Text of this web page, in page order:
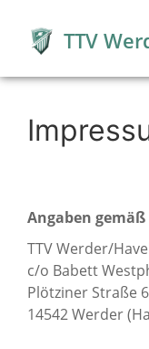
TTV
Angaben gemäß
TTV Werder/
c/o Babett
Plötziner Straße
14542 Werder